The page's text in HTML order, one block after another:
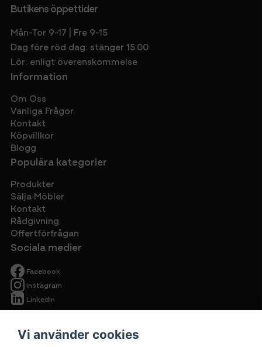
Butikens öppettider
Mån-Tor 9-17 | Fre 9-15
Dag före röd dag: stänger 15.00
Lör: enligt överenskommelse
Information
Om Oss
Vanliga Frågor
Kontakt
Köpvillkor
Blogg
Populära kategorier
Produkter
Sälja Möbler
Kontakt
Rådgivning
Offertförfrågan
Sociala medier
Facebook
Instagram
LinkedIn
Vi använder cookies